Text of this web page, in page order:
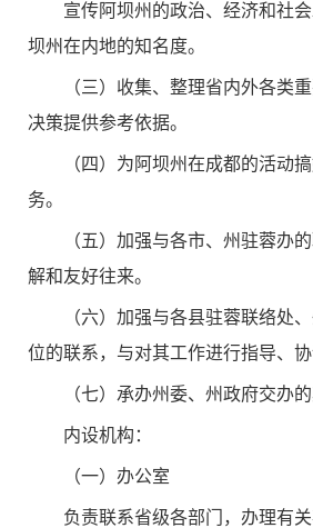
宣传阿坝州的政治、经济和社会
坝州在内地的知名度。
（三）收集、整理省内外各类重
决策提供参考依据。
（四）为阿坝州在成都的活动搞
务。
（五）加强与各市、州驻蓉办的
解和友好往来。
（六）加强与各县驻蓉联络处、
位的联系，与对其工作进行指导、协
（七）承办州委、州政府交办的
内设机构：
（一）办公室
负责联系省级各部门，办理有关